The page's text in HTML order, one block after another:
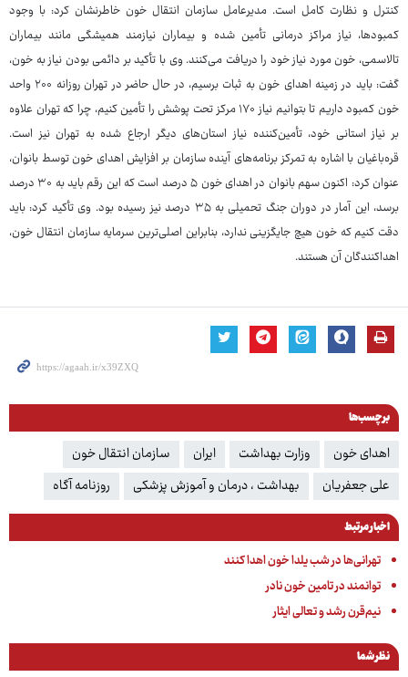
کنترل و نظارت کامل است. مدیرعامل سازمان انتقال خون خاطرنشان کرد: با وجود
کمبودها، نیاز مراکز درمانی تأمین شده و بیماران نیازمند همیشگی مانند بیماران
تالاسمی، خون مورد نیاز خود را دریافت می‌کنند. وی با تأکید بر دائمی بودن نیاز به خون،
گفت: باید در زمینه اهدای خون به ثبات برسیم، در حال حاضر در تهران روزانه ۲۰۰ واحد
خون کمبود داریم تا بتوانیم نیاز ۱۷۰ مرکز تحت پوشش را تأمین کنیم، چرا که تهران علاوه
بر نیاز استانی خود، تأمین‌کننده نیاز استان‌های دیگر ارجاع شده به تهران نیز است.
قره‌باغیان با اشاره به تمرکز برنامه‌های آینده سازمان بر افزایش اهدای خون توسط بانوان،
عنوان کرد: اکنون سهم بانوان در اهدای خون ۵ درصد است که این رقم باید به ۳۰ درصد
برسد، این آمار در دوران جنگ تحمیلی به ۳۵ درصد نیز رسیده بود. وی تأکید کرد: باید
دقت کنیم که خون هیچ جایگزینی ندارد، بنابراین اصلی‌ترین سرمایه سازمان انتقال خون،
اهداکنندگان آن هستند.
برچسب‌ها
اهدای خون وزارت بهداشت ایران
سازمان انتقال خون
علی جعفریان
بهداشت ، درمان و آموزش پزشکی روزنامه آگاه
اخبار مرتبط
تهرانی‌ها در شب یلدا خون اهدا کنند
توانمند در تامین خون نادر
نیم‌قرن رشد و تعالی ایثار
نظر شما